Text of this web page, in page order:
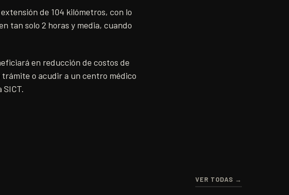
de 104 kilómetros, con lo
tan solo 2 horas y media, cuando
en reducción de costos de
o acudir a un centro médico
VER TODAS →